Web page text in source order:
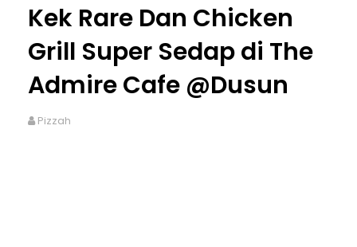
Kek Rare Dan Chicken
Grill Super Sedap di The
Admire Cafe @Dusun
Pizzah